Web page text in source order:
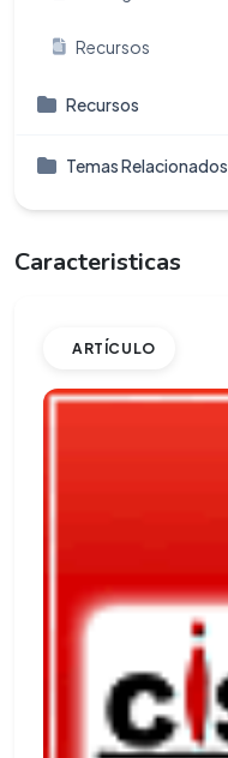
Recursos
Recursos
Temas Relacionados
Caracteristicas
ARTÍCULO